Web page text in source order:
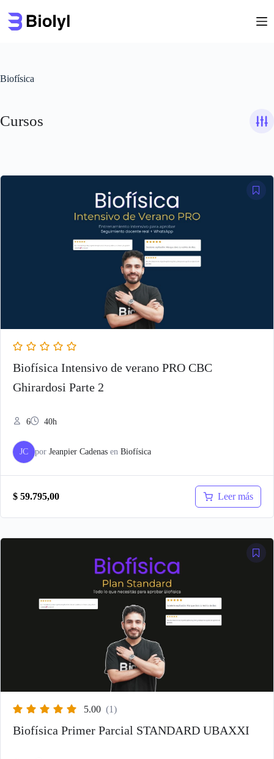
contenido
Biofísica
Cursos
Biofísica Intensivo de verano PRO CBC
Ghirardosi Parte 2
6 40h
JC por Jeanpier Cadenas en Biofísica
$ 59.795,00 Leer más
5.00 (1)
Biofísica Primer Parcial STANDARD UBAXXI